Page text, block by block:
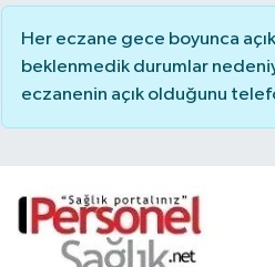
Her eczane gece boyunca
beklenmedik durumlar
eczanenin açık olduğunu